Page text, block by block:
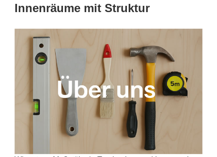
Innenräume mit Struktur